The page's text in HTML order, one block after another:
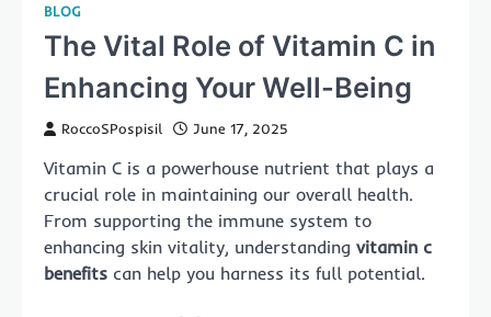
BLOG
The Vital Role of Vitamin C in
Enhancing Your Well-Being
RoccoSPospisil June 17, 2025
Vitamin C is a powerhouse nutrient that plays a
crucial role in maintaining our overall health.
From supporting the immune system to
enhancing skin vitality, understanding vitamin c
benefits can help you harness its full potential.